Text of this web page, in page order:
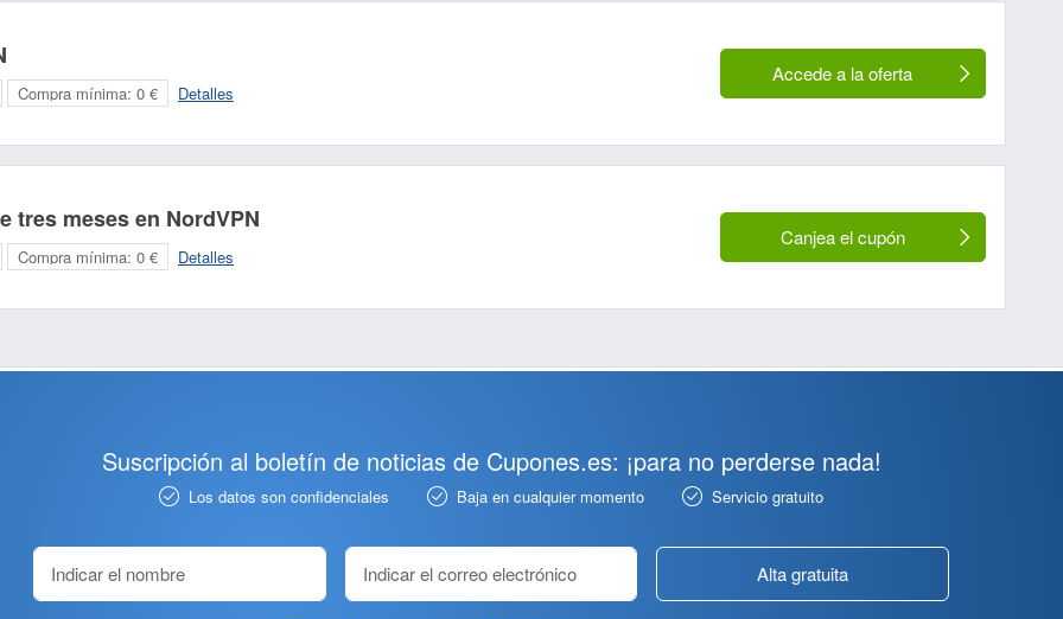
Accede a la oferta
Compra mínima: 0 € Detalles
tres meses en NordVPN
Canjea el cupón
Compra mínima: 0 € Detalles
Suscripción al boletín de noticias de Cupones.es: ¡para no perderse nada!
Los datos son confidenciales Baja en cualquier momento Servicio gratuito
Alta gratuita